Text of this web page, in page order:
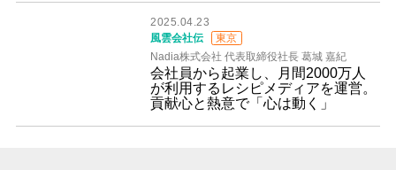
2025.04.23
風雲会社伝
東京
Nadia株式会社 代表取締役社長 葛城 嘉紀
会社員から起業し、月間2000万人
が利用するレシピメディアを運営。
貢献心と熱意で「心は動く」